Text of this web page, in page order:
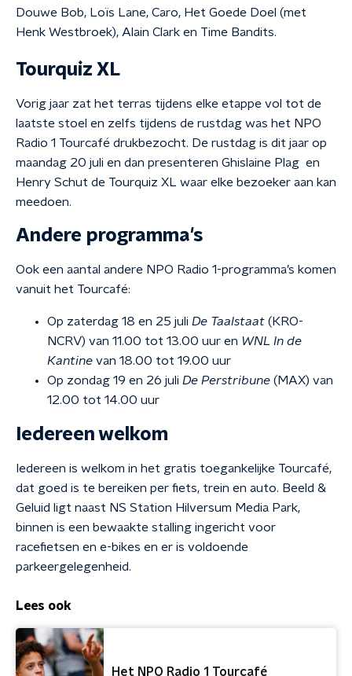
Douwe Bob, Loïs Lane, Caro, Het Goede Doel (met
Henk Westbroek), Alain Clark en Time Bandits.
Tourquiz XL
Vorig jaar zat het terras tijdens elke etappe vol tot de
laatste stoel en zelfs tijdens de rustdag was het NPO
Radio 1 Tourcafé drukbezocht. De rustdag is dit jaar op
maandag 20 juli en dan presenteren Ghislaine Plag en
Henry Schut de Tourquiz XL waar elke bezoeker aan kan
meedoen.
Andere programma's
Ook een aantal andere NPO Radio 1-programma’s komen
vanuit het Tourcafé:
Op zaterdag 18 en 25 juli De Taalstaat (KRO-
NCRV) van 11.00 tot 13.00 uur en WNL In de
Kantine van 18.00 tot 19.00 uur
Op zondag 19 en 26 juli De Perstribune (MAX) van
12.00 tot 14.00 uur
Iedereen welkom
Iedereen is welkom in het gratis toegankelijke Tourcafé,
dat goed is te bereiken per fiets, trein en auto. Beeld &
Geluid ligt naast NS Station Hilversum Media Park,
binnen is een bewaakte stalling ingericht voor
racefietsen en e-bikes en er is voldoende
parkeergelegenheid.
Lees ook
Het NPO Radio 1 Tourcafé